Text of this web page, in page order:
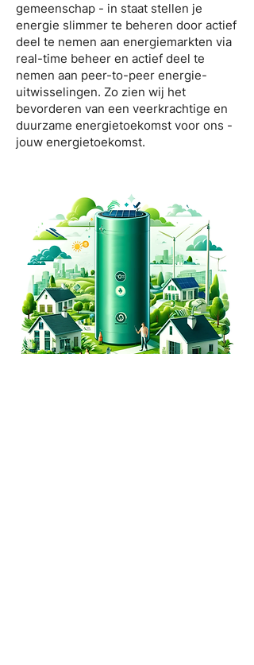
gemeenschap - in staat stellen je
energie slimmer te beheren door actief
deel te nemen aan energiemarkten via
real-time beheer en actief deel te
nemen aan peer-to-peer energie-
uitwisselingen. Zo zien wij het
bevorderen van een veerkrachtige en
duurzame energietoekomst voor ons -
jouw energietoekomst.